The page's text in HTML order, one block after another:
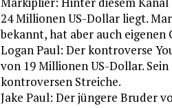
24 Millionen US-Dollar liegt.
bekannt, hat aber auch
Logan Paul: Der kontroverse
von 19 Millionen US-Dollar.
kontroversen Streiche.
Jake Paul: Der jüngere Bruder